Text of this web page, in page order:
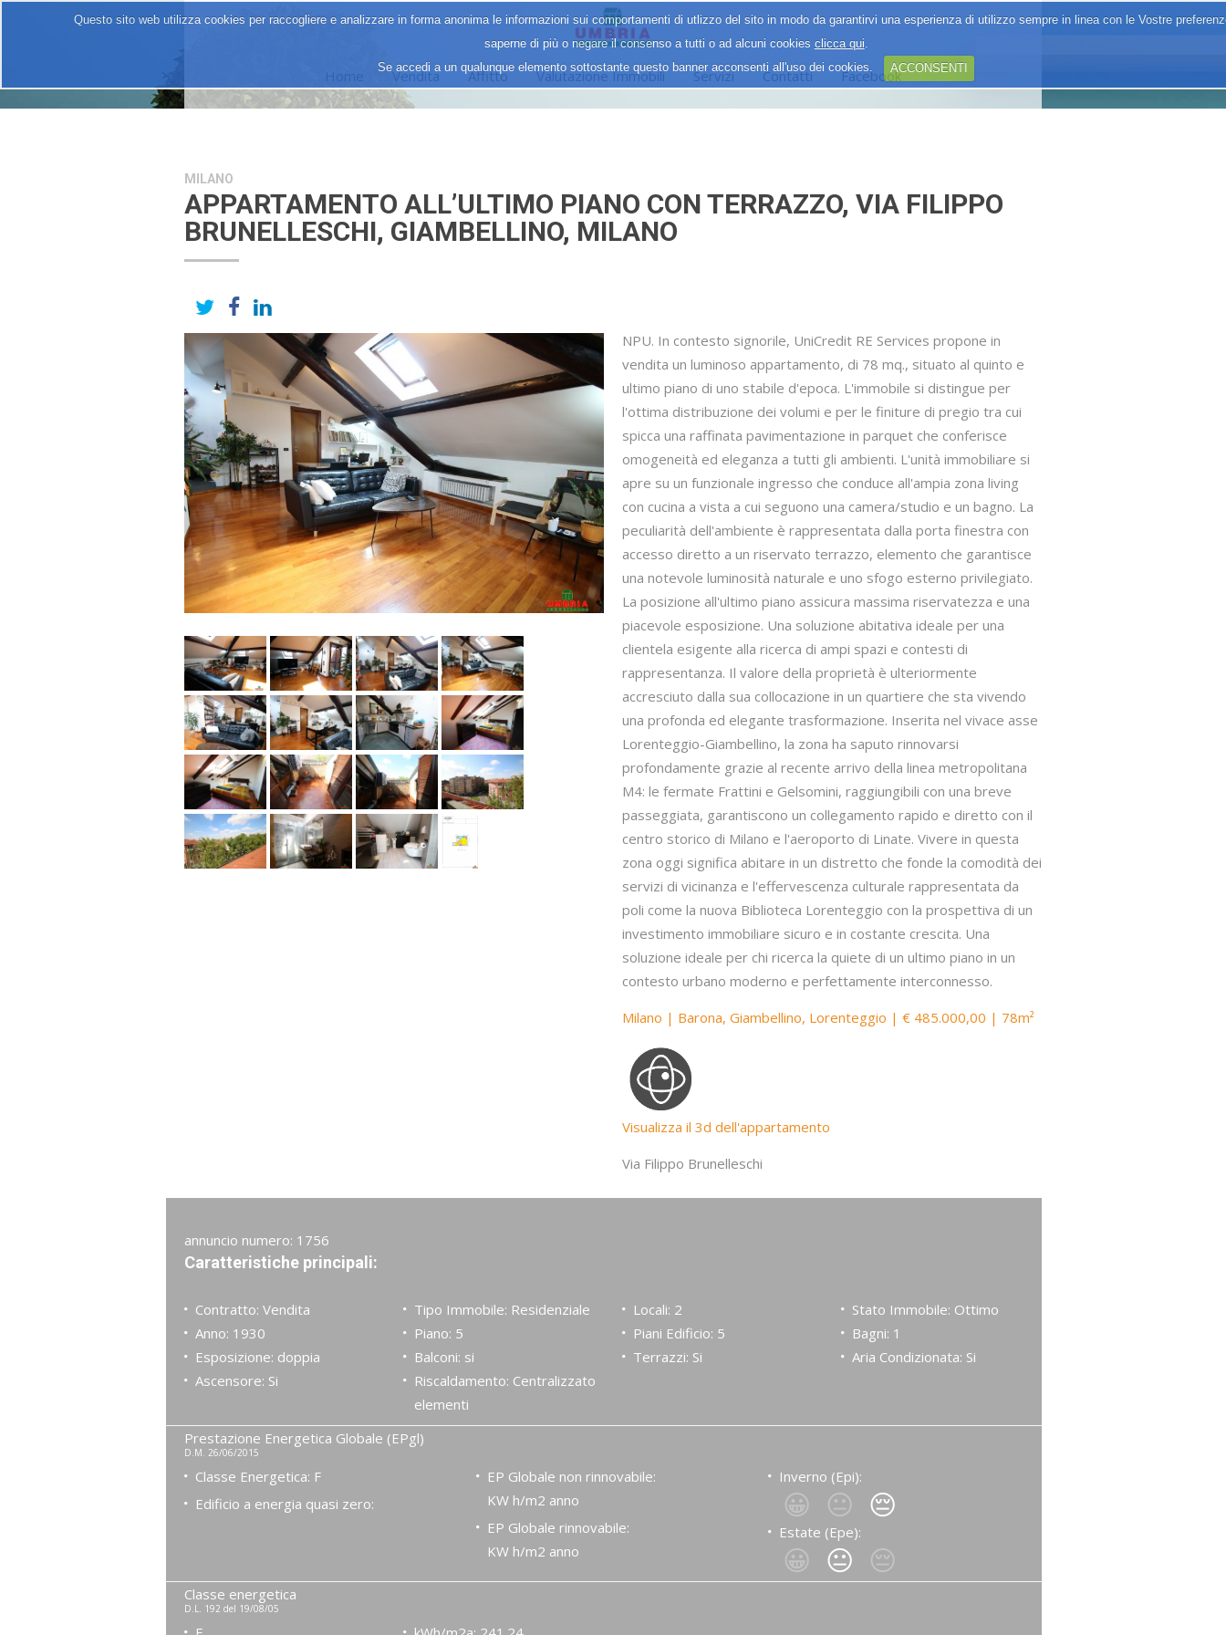
Questo sito web utilizza cookies per raccogliere e analizzare in forma anonima le informazioni sui comportamenti di utlizzo del sito in modo da garantirvi una esperienza di utilizzo sempre in linea con le Vostre
saperne di più o negare il consenso a tutti o ad alcuni cookies clicca qui.
Se accedi a un qualunque elemento sottostante questo banner acconsenti all'uso dei cookies.
ACCONSENTI
Vendita Affitto Valutazione Immobili Servizi Contatti Facebook
MILANO
APPARTAMENTO ALL’ULTIMO PIANO CON TERRAZZO, VIA FILIPPO
BRUNELLESCHI, GIAMBELLINO, MILANO
NPU. In contesto signorile, UniCredit RE Services propone in
vendita un luminoso appartamento, di 78 mq., situato al quinto e
ultimo piano di uno stabile d'epoca. L'immobile si distingue per
l'ottima distribuzione dei volumi e per le finiture di pregio tra cui
spicca una raffinata pavimentazione in parquet che conferisce
omogeneità ed eleganza a tutti gli ambienti. L'unità immobiliare si
apre su un funzionale ingresso che conduce all'ampia zona living
con cucina a vista a cui seguono una camera/studio e un bagno. La
peculiarità dell'ambiente è rappresentata dalla porta finestra con
accesso diretto a un riservato terrazzo, elemento che garantisce
una notevole luminosità naturale e uno sfogo esterno privilegiato.
La posizione all'ultimo piano assicura massima riservatezza e una
piacevole esposizione. Una soluzione abitativa ideale per una
clientela esigente alla ricerca di ampi spazi e contesti di
rappresentanza. Il valore della proprietà è ulteriormente
accresciuto dalla sua collocazione in un quartiere che sta vivendo
una profonda ed elegante trasformazione. Inserita nel vivace asse
Lorenteggio-Giambellino, la zona ha saputo rinnovarsi
profondamente grazie al recente arrivo della linea metropolitana
M4: le fermate Frattini e Gelsomini, raggiungibili con una breve
passeggiata, garantiscono un collegamento rapido e diretto con il
centro storico di Milano e l'aeroporto di Linate. Vivere in questa
zona oggi significa abitare in un distretto che fonde la comodità dei
servizi di vicinanza e l'effervescenza culturale rappresentata da
poli come la nuova Biblioteca Lorenteggio con la prospettiva di un
investimento immobiliare sicuro e in costante crescita. Una
soluzione ideale per chi ricerca la quiete di un ultimo piano in un
contesto urbano moderno e perfettamente interconnesso.
Milano | Barona, Giambellino, Lorenteggio | € 485.000,00 | 78m²
Visualizza il 3d dell'appartamento
Via Filippo Brunelleschi
annuncio numero: 1756
Caratteristiche principali:
Contratto: Vendita Tipo Immobile: Residenziale Locali: 2
Stato Immobile: Ottimo
Anno: 1930
Piano: 5 Piani Edificio: 5
Bagni: 1
Esposizione: doppia
Balconi: si Terrazzi: Si
Aria Condizionata: Si
Ascensore: Si
Riscaldamento: Centralizzato
elementi
Prestazione Energetica Globale (EPgl)
D.M. 26/06/2015
Classe Energetica: F
Edificio a energia quasi zero:
EP Globale non rinnovabile:
KW h/m2 anno
EP Globale rinnovabile:
KW h/m2 anno
Inverno (Epi):
😀 😐 😔
Estate (Epe):
😀 😐 😔
Classe energetica
D.L. 192 del 19/08/05